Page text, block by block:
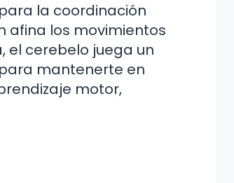
la coordinación
afina los movimientos
el cerebelo juega un
mantenerte en
motor,